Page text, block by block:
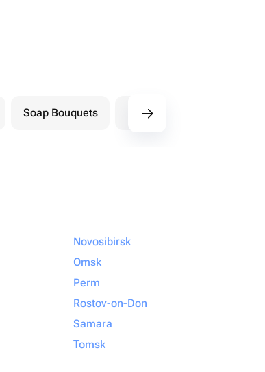
Soap Bouquets Postcards
Novosibirsk
Omsk
Perm
Rostov-on-Don
Samara
Tomsk